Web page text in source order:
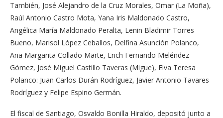
También, José Alejandro de la Cruz Morales, Omar (La Moña),
Raúl Antonio Castro Mota, Yana Iris Maldonado Castro,
Angélica María Maldonado Peralta, Lenin Bladimir Torres
Bueno, Marisol López Ceballos, Delfina Asunción Polanco,
Ana Margarita Collado Marte, Erich Fernando Meléndez
Gómez, José Miguel Castillo Taveras (Migue), Elva Teresa
Polanco: Juan Carlos Durán Rodríguez, Javier Antonio Tavares
Rodríguez y Felipe Espino Germán.
El fiscal de Santiago, Osvaldo Bonilla Hiraldo, depositó junto a